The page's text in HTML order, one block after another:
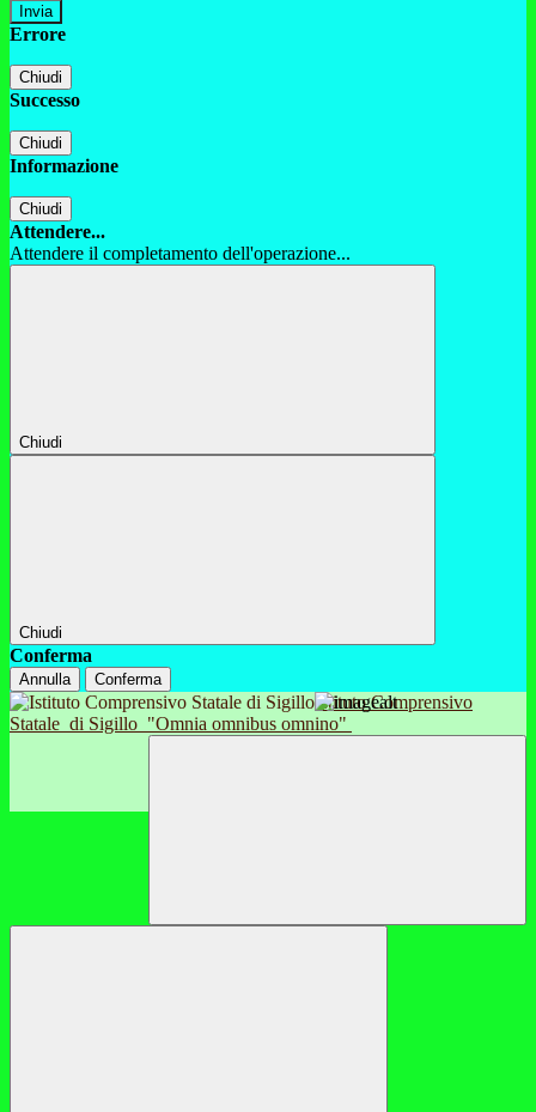
Errore
Chiudi
Successo
Chiudi
Informazione
Chiudi
Attendere...
Attendere il completamento dell'operazione...
Chiudi
Chiudi
Conferma
Annulla Conferma
Istituto Comprensivo
Statale di Sigillo "Omnia omnibus omnino"